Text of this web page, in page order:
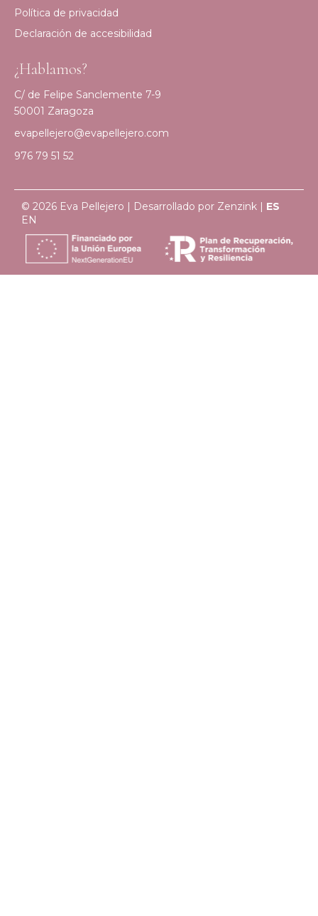
Política de privacidad
Declaración de accesibilidad
¿Hablamos?
C/ de Felipe Sanclemente 7-9
50001 Zaragoza
evapellejero@evapellejero.com
976 79 51 52
© 2026 Eva Pellejero | Desarrollado por Zenzink | ES
EN